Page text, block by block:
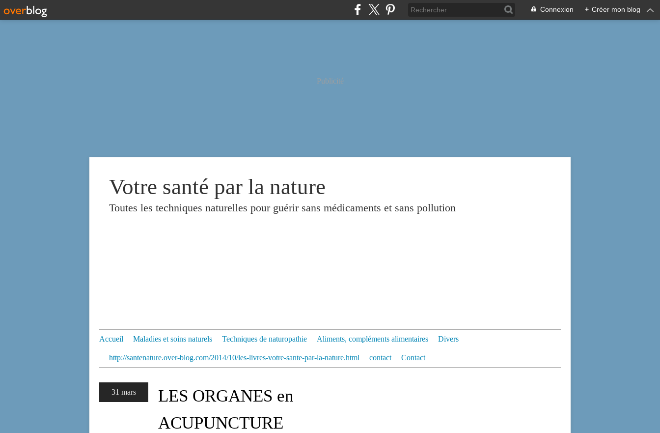
Connexion + Créer mon blog
Publicité
Votre santé par la nature
Toutes les techniques naturelles pour guérir sans médicaments et sans pollution
Accueil Maladies et soins naturels Techniques de naturopathie Aliments, compléments alimentaires Divers
http://santenature.over-blog.com/2014/10/les-livres-votre-sante-par-la-nature.html contact Contact
31 mars
LES ORGANES en
ACUPUNCTURE